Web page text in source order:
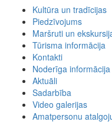
Kultūra un tradīcijas
Piedzīvojums
Maršruti un
Tūrisma informācija
Kontakti
Noderīga informācija
Aktuāli
Sadarbība
Video galerijas
Amatpersonu